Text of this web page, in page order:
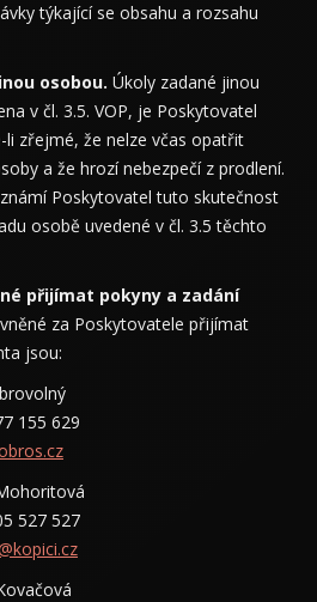
týkající se obsahu a rozsahu
osobou. Úkoly zadané jinou
v čl. 3.5. VOP, je Poskytovatel
zřejmé, že nelze včas opatřit
a že hrozí nebezpečí z prodlení.
Poskytovatel tuto skutečnost
osobě uvedené v čl. 3.5 těchto
přijímat pokyny a zadání
za Poskytovatele přijímat
jsou:
155 629
527 527